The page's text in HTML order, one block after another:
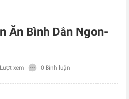
Ăn Bình Dân Ngon-
xem 0 Bình luận